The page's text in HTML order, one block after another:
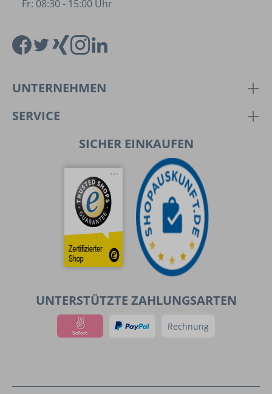
Fr: 08:30 - 15:00 Uhr
UNTERNEHMEN
SERVICE
SICHER EINKAUFEN
UNTERSTÜTZTE ZAHLUNGSARTEN
Rechnung